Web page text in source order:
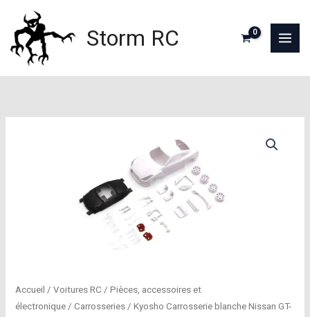
contenu
Storm RC
Accueil /Voitures RC /Pièces, accessoires et
électronique /Carrosseries / Kyosho Carrosserie blanche Nissan GT-